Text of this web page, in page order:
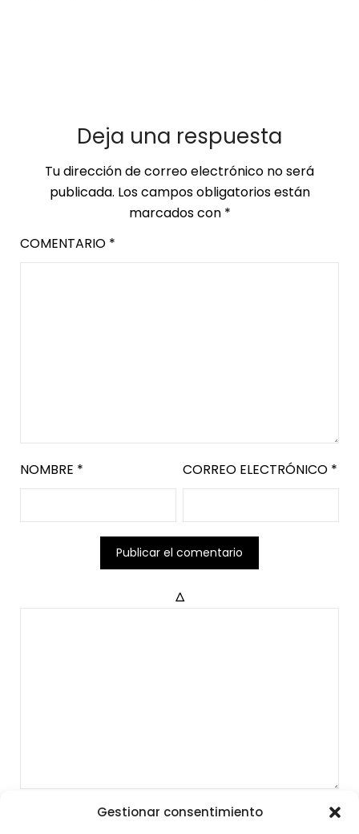
Deja una respuesta
Tu dirección de correo electrónico no será
publicada. Los campos obligatorios están
marcados con *
COMENTARIO *
NOMBRE * CORREO ELECTRÓNICO *
Δ
Gestionar consentimiento